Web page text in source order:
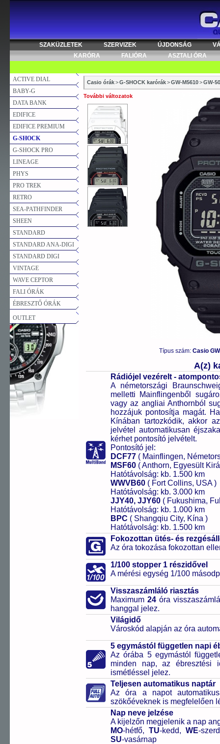
SZAKÜZLETEK SZERVIZEK ÚJDONSÁG
KARÓRA
FALIÓRA ASZTALI ÓRA
ACTIVE DIAL
BABY-G
DATA BANK
EDIFICE
EDIFICE PREMIUM
G-SHOCK
G-SHOCK PRO
LINEAGE
PHYS
PRO TREK
RETRO
SEA-PATHFINDER
SHEEN
STANDARD
STANDARD ANA-DIGI
STANDARD DIGI
VINTAGE
WAVE CEPTOR
FALI ÓRÁK
ÉBRESZTŐ ÓRÁK
OUTLET
Casio órák>G-SHOCK karórák>GW-M5610>GW-
További változatok
Típus szám: Casio
A(z)
Rádiójel vezérelt -
A németországi
melletti Mainflingenből
vagy az angliai Anthornból
hozzájuk pontosítja magát.
Kínában tartozkódik, akkor
jelvétel automatikusan
kérhet pontosító jelvételt.
Pontosító jel:
DCF77 ( Mainflingen,
MSF60 ( Anthorn, Egyesült
Hatótávolság: kb. 1.500 km
WWVB60 ( Fort Collins, USA )
Hatótávolság: kb. 3.000 km
JJY40, JJY60 ( Fukushima,
Hatótávolság: kb. 1.000 km
BPC ( Shangqiu City, Kína )
Hatótávolság: kb. 1.500 km
Fokozottan ütés- és
Az óra tokozása fokozottan
1/100 stopper 1 részidővel
A mérési egység 1/100
Visszaszámláló riasztás
Maximum24 óra
hanggal jelez.
Világidő
Városkód alapján az óra
5 egymástól független napi
Az órába 5 egymástól
minden nap, az ébresztési
ismétléssel jelez.
Teljesen automatikus naptár
Az óra a napot
szökőéveknek is megfelelően
Nap neve jelzése
A kijelzőn megjelenik a nap
MO-hétfő,TU-kedd,WE-
SU-vasárnap